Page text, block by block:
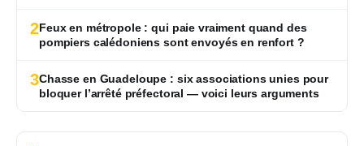
2Feux en métropole : qui paie vraiment quand des
pompiers calédoniens sont envoyés en renfort ?
3Chasse en Guadeloupe : six associations unies pour
bloquer l’arrêté préfectoral — voici leurs arguments